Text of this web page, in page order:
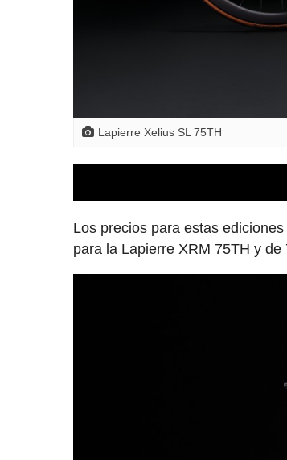
Lapierre Xelius SL 75TH
Los precios para estas
para la Lapierre XRM 75TH y